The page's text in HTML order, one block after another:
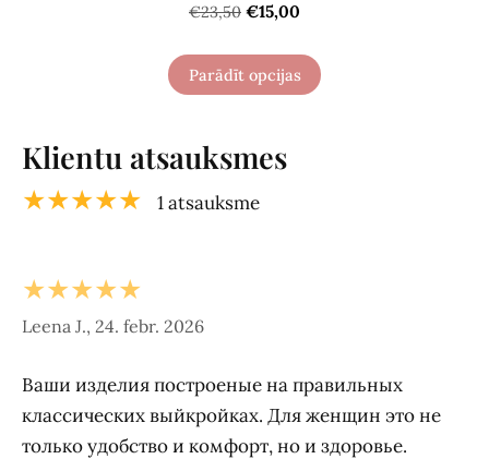
€23,50 €15,00
Parādīt opcijas
Klientu atsauksmes
★★★★★ 1 atsauksme
★★★★★
Leena J., 24. febr. 2026
Ваши изделия построеные на правильных
классических выйкройках. Для женщин это не
только удобство и комфорт, но и здоровье.